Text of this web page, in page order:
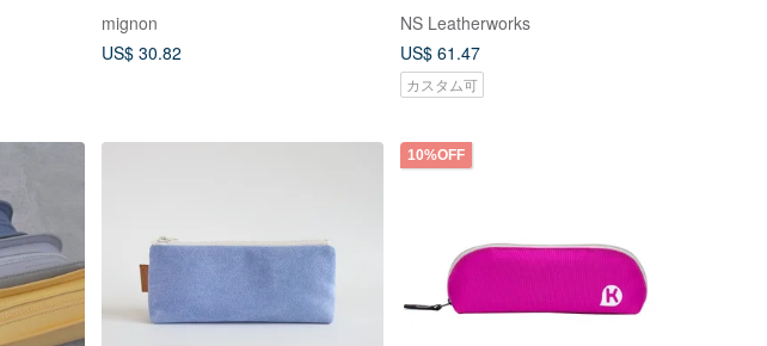
mignon
US$ 30.82
NS Leatherworks
US$ 61.47
カスタム可
10%OFF